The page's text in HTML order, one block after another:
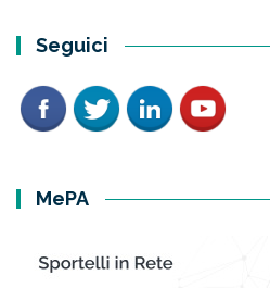
Seguici
MePA